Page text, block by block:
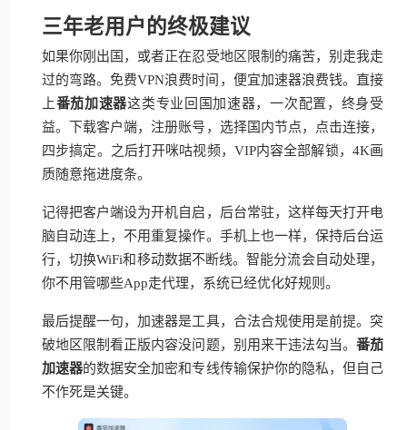
三年老用户的终极建议
如果你刚出国，或者正在忍受地区限制的痛苦，别走我走
过的弯路。免费VPN浪费时间，便宜加速器浪费钱。直接
上番茄加速器这类专业回国加速器，一次配置，终身受
益。下载客户端，注册账号，选择国内节点，点击连接，
四步搞定。之后打开咪咕视频，VIP内容全部解锁，4K画
质随意拖进度条。
记得把客户端设为开机自启，后台常驻，这样每天打开电
脑自动连上，不用重复操作。手机上也一样，保持后台运
行，切换WiFi和移动数据不断线。智能分流会自动处理，
你不用管哪些App走代理，系统已经优化好规则。
最后提醒一句，加速器是工具，合法合规使用是前提。突
破地区限制看正版内容没问题，别用来干违法勾当。 番茄
加速器的数据安全加密和专线传输保护你的隐私，但自己
不作死是关键。